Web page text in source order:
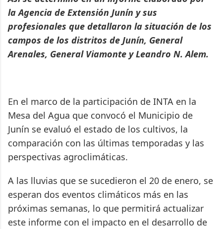
la Agencia de Extensión Junín y sus
profesionales que detallaron la situación de los
campos de los distritos de Junín, General
Arenales, General Viamonte y Leandro N. Alem.
En el marco de la participación de INTA en la
Mesa del Agua que convocó el Municipio de
Junín se evaluó el estado de los cultivos, la
comparación con las últimas temporadas y las
perspectivas agroclimáticas.
A las lluvias que se sucedieron el 20 de enero, se
esperan dos eventos climáticos más en las
próximas semanas, lo que permitirá actualizar
este informe con el impacto en el desarrollo de